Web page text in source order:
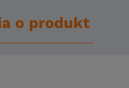
o produkt